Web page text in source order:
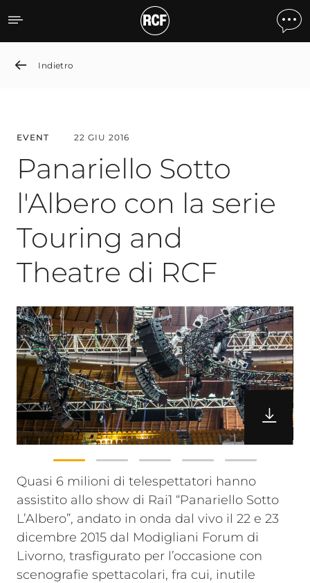
Panariello Sotto l'Albero
Indietro
EVENT 22 GIU 2016
Panariello Sotto
l'Albero con la serie
Touring and
Theatre di RCF
Quasi 6 milioni di telespettatori hanno
assistito allo show di Rai1 “Panariello Sotto
L’Albero”, andato in onda dal vivo il 22 e 23
dicembre 2015 dal Modigliani Forum di
Livorno, trasfigurato per l’occasione con
scenografie spettacolari, fra cui, inutile